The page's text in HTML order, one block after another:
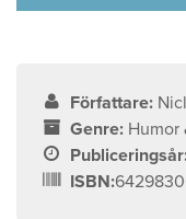
Författare:
Genre: Humor
ISBN: